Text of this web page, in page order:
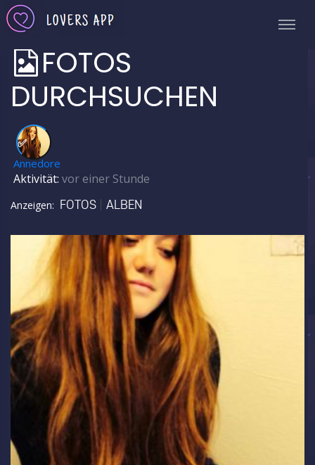
FOTOS
DURCHSUCHEN
✅
Annedore
Aktivität: vor einer Stunde
Anzeigen: FOTOS ALBEN